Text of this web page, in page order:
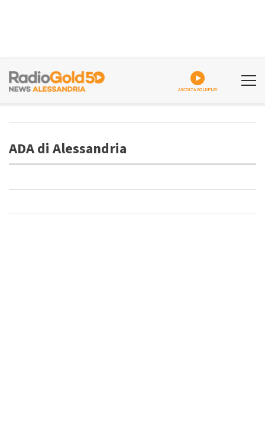
ASCOLTA GOLDPLAY
ADA di Alessandria